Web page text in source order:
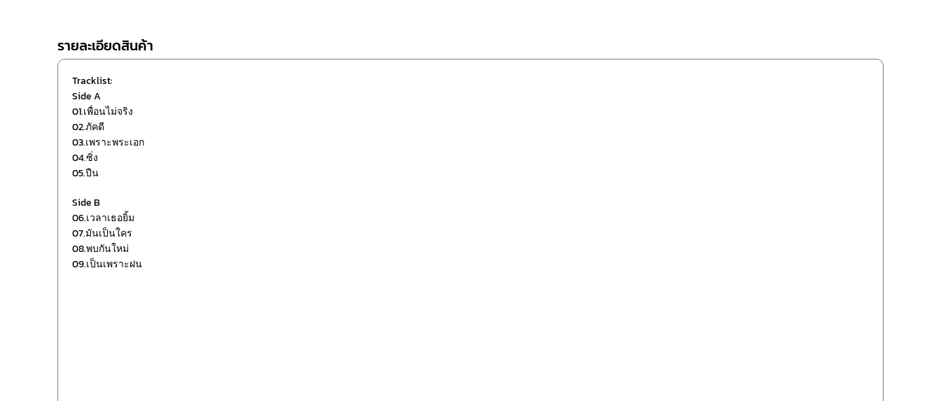
รายละเอียดสินค้า
Tracklist:
Side A
01.เพื่อนไม่จริง
02.ภัคดี
03.เพราะพระเอก
04.ซิ่ง
05.ปืน
Side B
06.เวลาเธอยิ้ม
07.มันเป็นใคร
08.พบกันใหม่
09.เป็นเพราะฝน